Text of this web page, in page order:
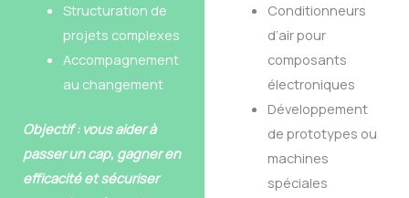
Structuration de
projets complexes
Accompagnement
au changement
Objectif : vous aider à
passer un cap, gagner en
efficacité et sécuriser
Conditionneurs
d’air pour
composants
électroniques
Développement
de prototypes ou
machines
spéciales